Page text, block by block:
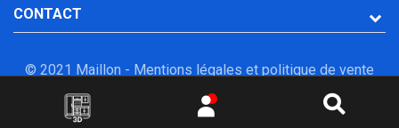
CONTACT
© 2021 Maillon - Mentions légales et politique de vente